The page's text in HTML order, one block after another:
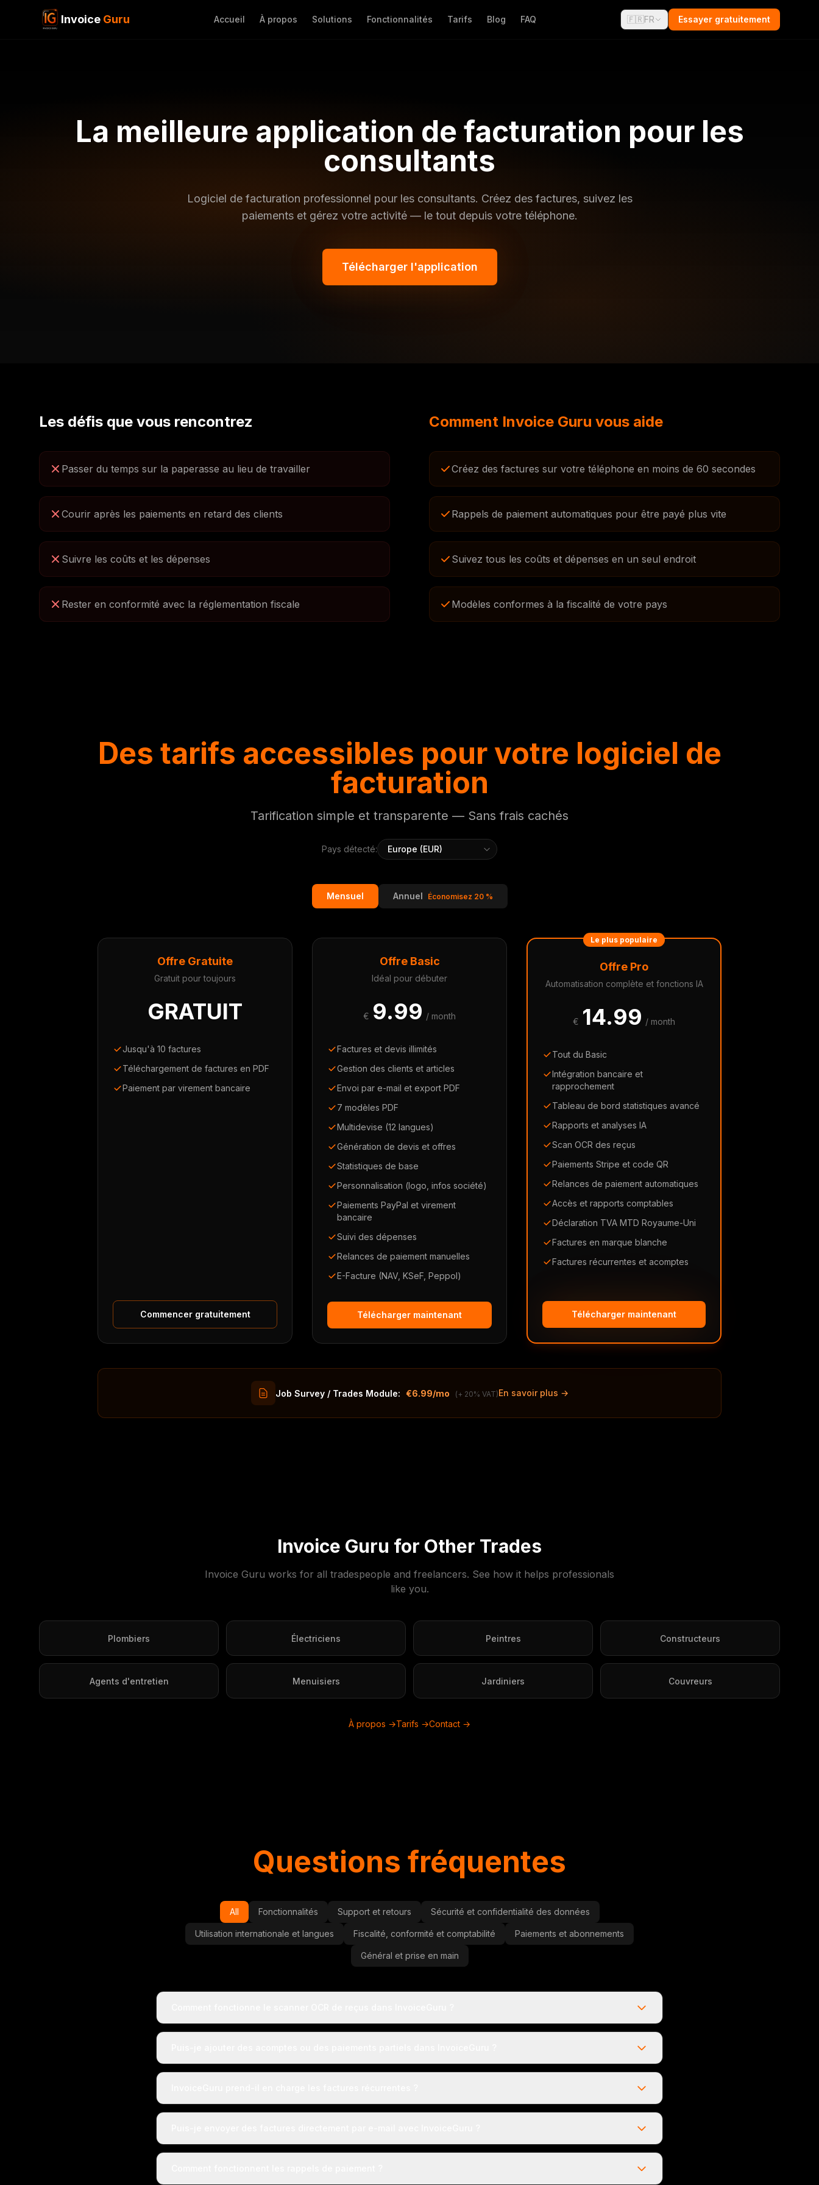
Invoice Guru Accueil À propos Solutions Fonctionnalités Tarifs Blog FAQ 🇫🇷FR Essayer gratuitement
La meilleure application de facturation pour les
consultants
Logiciel de facturation professionnel pour les consultants. Créez des factures, suivez les
paiements et gérez votre activité — le tout depuis votre téléphone.
Télécharger l'application
Les défis que vous rencontrez
Passer du temps sur la paperasse au lieu de travailler
Courir après les paiements en retard des clients
Suivre les coûts et les dépenses
Rester en conformité avec la réglementation fiscale
Comment Invoice Guru vous aide
Créez des factures sur votre téléphone en moins de 60 secondes
Rappels de paiement automatiques pour être payé plus vite
Suivez tous les coûts et dépenses en un seul endroit
Modèles conformes à la fiscalité de votre pays
Des tarifs accessibles pour votre logiciel de
facturation
Tarification simple et transparente — Sans frais cachés
Pays détecté:
Mensuel Annuel Économisez 20 %
Offre Gratuite
Gratuit pour toujours
GRATUIT
Jusqu'à 10 factures
Téléchargement de factures en PDF
Paiement par virement bancaire
Commencer gratuitement
Offre Basic
Idéal pour débuter
€ 9.99 / month
Factures et devis illimités
Gestion des clients et articles
Envoi par e-mail et export PDF
7 modèles PDF
Multidevise (12 langues)
Génération de devis et offres
Statistiques de base
Personnalisation (logo, infos société)
Paiements PayPal et virement
bancaire
Suivi des dépenses
Relances de paiement manuelles
E-Facture (NAV, KSeF, Peppol)
Télécharger maintenant
Le plus populaire
Offre Pro
Automatisation complète et fonctions IA
€ 14.99 / month
Tout du Basic
Intégration bancaire et
rapprochement
Tableau de bord statistiques avancé
Rapports et analyses IA
Scan OCR des reçus
Paiements Stripe et code QR
Relances de paiement automatiques
Accès et rapports comptables
Déclaration TVA MTD Royaume-Uni
Factures en marque blanche
Factures récurrentes et acomptes
Télécharger maintenant
Job Survey / Trades Module: €6.99/mo (+ 20% VAT)En savoir plus →
Invoice Guru for Other Trades
Invoice Guru works for all tradespeople and freelancers. See how it helps professionals
like you.
Plombiers Électriciens Peintres Constructeurs
Agents d'entretien Menuisiers Jardiniers Couvreurs
À propos →Tarifs →Contact →
Questions fréquentes
All Fonctionnalités Support et retours Sécurité et confidentialité des données
Utilisation internationale et langues Fiscalité, conformité et comptabilité Paiements et abonnements
Général et prise en main